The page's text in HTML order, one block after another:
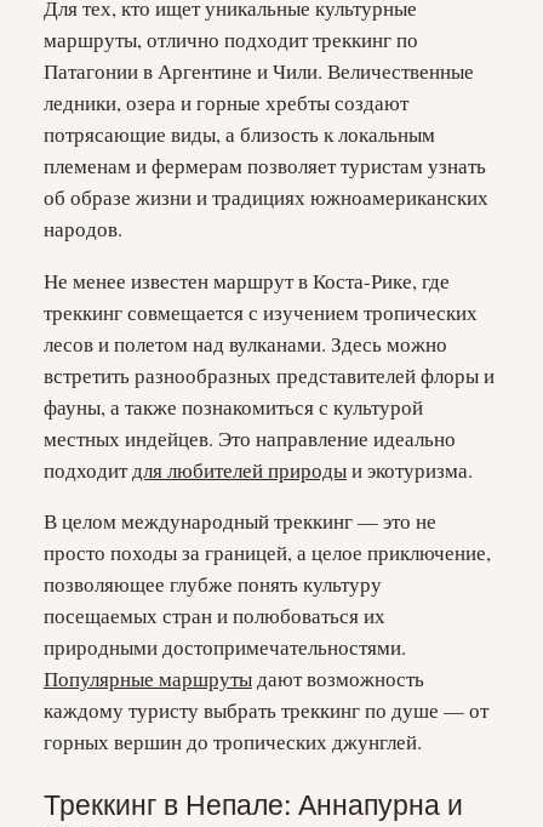
Для тех, кто ищет уникальные культурные
маршруты, отлично подходит треккинг по
Патагонии в Аргентине и Чили. Величественные
ледники, озера и горные хребты создают
потрясающие виды, а близость к локальным
племенам и фермерам позволяет туристам узнать
об образе жизни и традициях южноамериканских
народов.
Не менее известен маршрут в Коста-Рике, где
треккинг совмещается с изучением тропических
лесов и полетом над вулканами. Здесь можно
встретить разнообразных представителей флоры и
фауны, а также познакомиться с культурой
местных индейцев. Это направление идеально
подходитдля любителей природыи экотуризма.
В целом международный треккинг — это не
просто походы за границей, а целое приключение,
позволяющее глубже понять культуру
посещаемых стран и полюбоваться их
природными достопримечательностями.
Популярные маршрутыдают возможность
каждому туристу выбрать треккинг по душе — от
горных вершин до тропических джунглей.
Треккинг в Непале: Аннапурна и